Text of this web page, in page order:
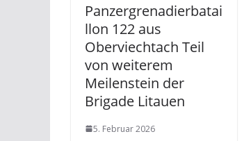
Panzergrenadierbatai
llon 122 aus
Oberviechtach Teil
von weiterem
Meilenstein der
Brigade Litauen
5. Februar 2026